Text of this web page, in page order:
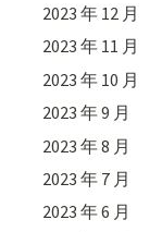
2023 年 12 月
2023 年 11 月
2023 年 10 月
2023 年 9 月
2023 年 8 月
2023 年 7 月
2023 年 6 月